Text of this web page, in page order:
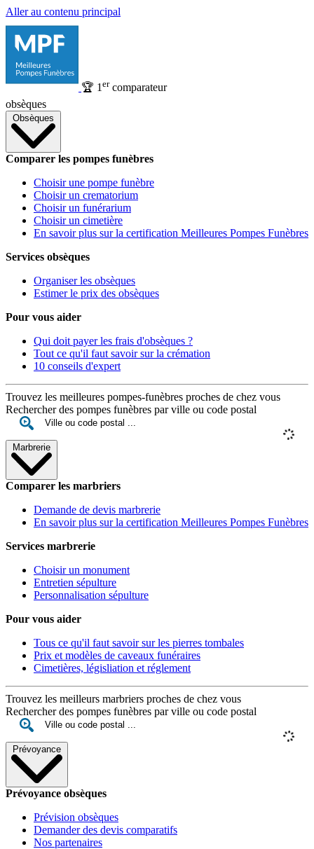
Aller au contenu principal
🏆 1 ercomparateur
obsèques
Obsèques
Comparer les pompes funèbres
Choisir une pompe funèbre
Choisir un crematorium
Choisir un funérarium
Choisir un cimetière
En savoir plus sur la certification Meilleures Pompes Funèbres
Services obsèques
Organiser les obsèques
Estimer le prix des obsèques
Pour vous aider
Qui doit payer les frais d'obsèques ?
Tout ce qu'il faut savoir sur la crémation
10 conseils d'expert
Trouvez les meilleures pompes-funèbres proches de chez vous
Rechercher des pompes funèbres par ville ou code postal
Marbrerie
Comparer les marbriers
Demande de devis marbrerie
En savoir plus sur la certification Meilleures Pompes Funèbres
Services marbrerie
Choisir un monument
Entretien sépulture
Personnalisation sépulture
Pour vous aider
Tous ce qu'il faut savoir sur les pierres tombales
Prix et modèles de caveaux funéraires
Cimetières, législiation et réglement
Trouvez les meilleurs marbriers proches de chez vous
Rechercher des pompes funèbres par ville ou code postal
Prévoyance
Prévoyance obsèques
Prévision obsèques
Demander des devis comparatifs
Nos partenaires